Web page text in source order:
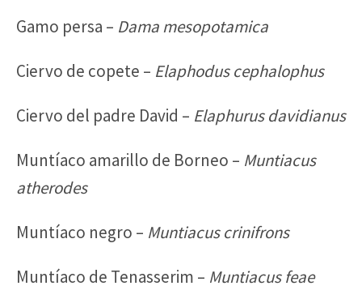
Gamo persa – Dama mesopotamica
Ciervo de copete – Elaphodus cephalophus
Ciervo del padre David – Elaphurus davidianus
Muntíaco amarillo de Borneo – Muntiacus
atherodes
Muntíaco negro – Muntiacus crinifrons
Muntíaco de Tenasserim – Muntiacus feae